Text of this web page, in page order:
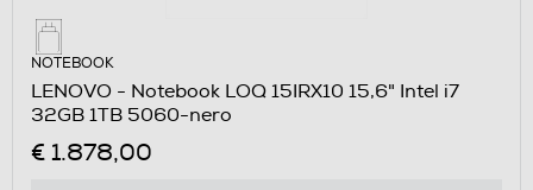
NOTEBOOK
LENOVO - Notebook LOQ 15IRX10 15,6" Intel i7
32GB 1TB 5060-nero
€ 1.878,00